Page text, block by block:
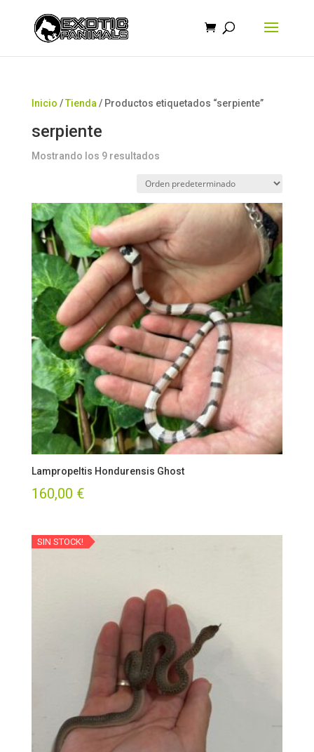
Inicio /Tienda / Productos etiquetados “serpiente”
serpiente
Mostrando los 9 resultados
Lampropeltis Hondurensis Ghost
160,00 €
SIN STOCK!